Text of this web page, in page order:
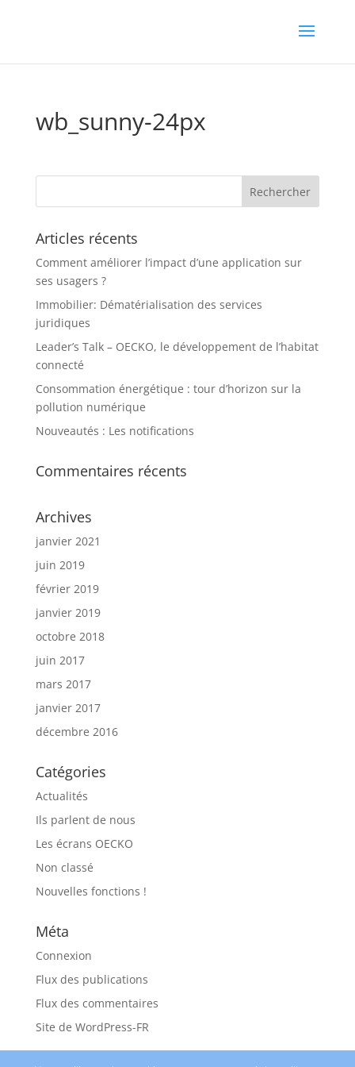
wb_sunny-24px
Articles récents
Comment améliorer l’impact d’une application sur
ses usagers ?
Immobilier: Dématérialisation des services
juridiques
Leader’s Talk – OECKO, le développement de l’habitat
connecté
Consommation énergétique : tour d’horizon sur la
pollution numérique
Nouveautés : Les notifications
Commentaires récents
Archives
janvier 2021
juin 2019
février 2019
janvier 2019
octobre 2018
juin 2017
mars 2017
janvier 2017
décembre 2016
Catégories
Actualités
Ils parlent de nous
Les écrans OECKO
Non classé
Nouvelles fonctions !
Méta
Connexion
Flux des publications
Flux des commentaires
Site de WordPress-FR